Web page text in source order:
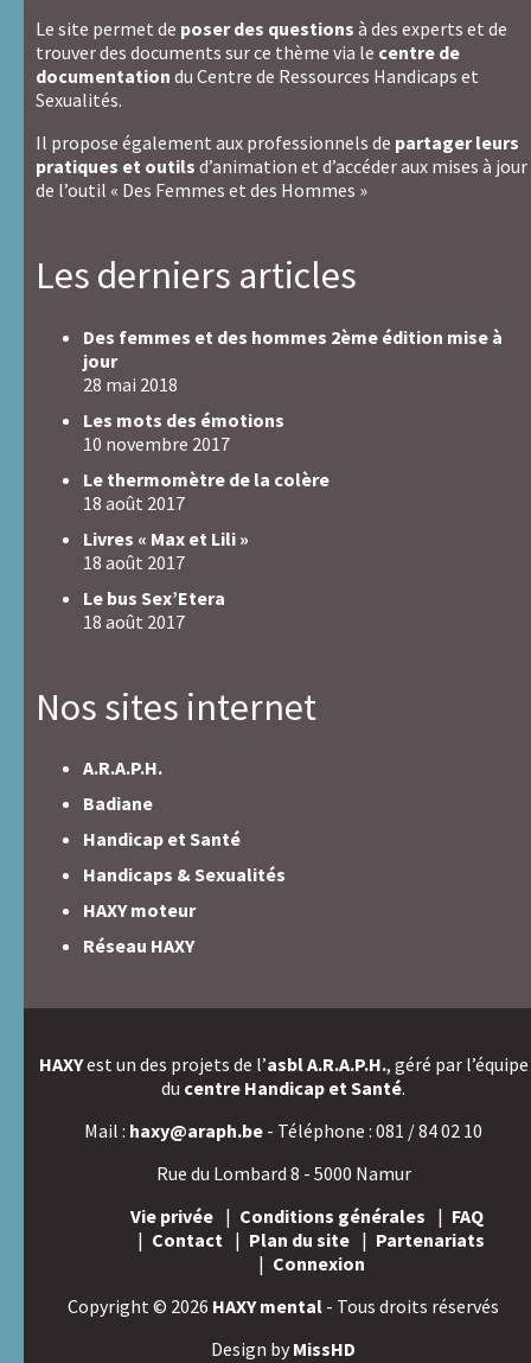
Le site permet de poser des questions à des experts et de
trouver des documents sur ce thème via le centre de
documentation du Centre de Ressources Handicaps et
Sexualités.
Il propose également aux professionnels de partager leurs
pratiques et outils d’animation et d’accéder aux mises à jour
de l’outil « Des Femmes et des Hommes »
Les derniers articles
Des femmes et des hommes 2ème édition mise à
jour
28 mai 2018
Les mots des émotions
10 novembre 2017
Le thermomètre de la colère
18 août 2017
Livres « Max et Lili »
18 août 2017
Le bus Sex’Etera
18 août 2017
Nos sites internet
A.R.A.P.H.
Badiane
Handicap et Santé
Handicaps & Sexualités
HAXY moteur
Réseau HAXY
HAXYest un des projets de l’asbl A.R.A.P.H., géré par l’équipe
du centre Handicap et Santé.
Mail : haxy@araph.be - Téléphone : 081 / 84 02 10
Rue du Lombard 8 - 5000 Namur
Vie privée
Conditions générales
FAQ
Contact
Plan du site
Partenariats
Connexion
Copyright © 2026 HAXY mental - Tous droits réservés
Design by MissHD